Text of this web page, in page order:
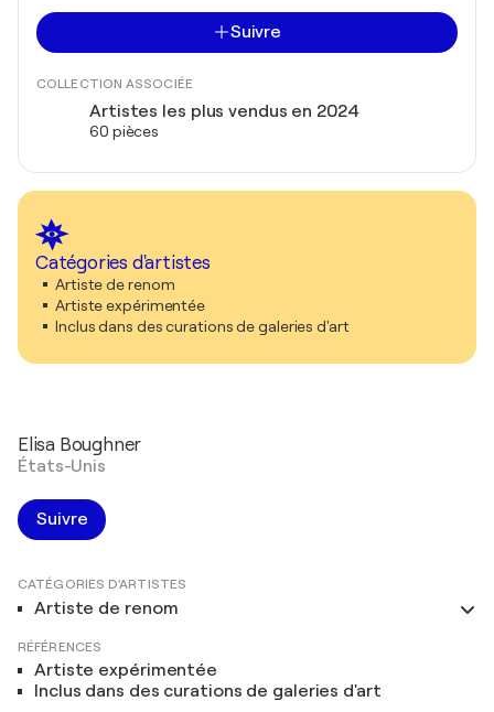
Suivre
COLLECTION ASSOCIÉE
Artistes les plus vendus en 2024
60 pièces
Catégories d'artistes
Artiste de renom
Artiste expérimentée
Inclus dans des curations de galeries d'art
Elisa Boughner
États-Unis
Suivre
CATÉGORIES D'ARTISTES
Artiste de renom
RÉFÉRENCES
Artiste expérimentée
Inclus dans des curations de galeries d'art